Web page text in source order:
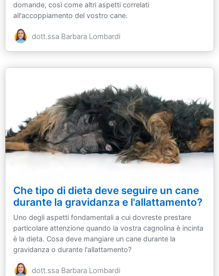
domande, così come altri aspetti correlati
all'accoppiamento del vostro cane.
dott.ssa Barbara Lombardi
Che tipo di dieta deve seguire un cane
durante la gravidanza e l'allattamento?
Uno degli aspetti fondamentali a cui dovreste prestare
particolare attenzione quando la vostra cagnolina è incinta
è la dieta. Cosa deve mangiare un cane durante la
gravidanza o durante l'allattamento?
dott.ssa Barbara Lombardi